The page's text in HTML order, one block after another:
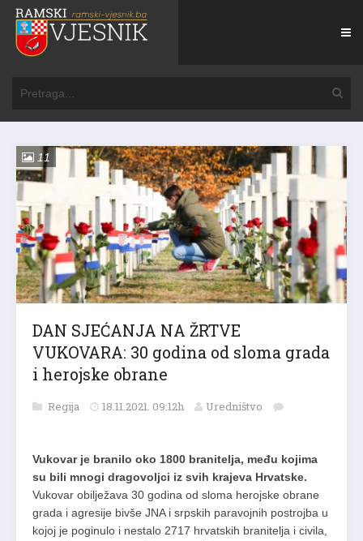
11
DAN SJEĆANJA NA ŽRTVE
VUKOVARA: 30 godina od sloma grada
i herojske obrane
Regija 18.11.2021. 09:12h Uredništvo
Vukovar je branilo oko 1800 branitelja, među kojima
su bili mnogi dragovoljci iz svih krajeva Hrvatske.
Vukovar obilježava 30 godina od sloma herojske obrane
grada i agresije bivše JNA i srpskih paravojnih postrojba u
kojoj je poginulo i nestalo 2717 hrvatskih branitelja i civila,